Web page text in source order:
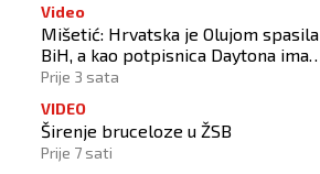
Video
Mišetić: Hrvatska je Olujom spasila
BiH, a kao potpisnica Daytona ima
puno pravo štititi hrvatski narod
Prije 3 sata
VIDEO
Širenje bruceloze u ŽSB
Prije 7 sati